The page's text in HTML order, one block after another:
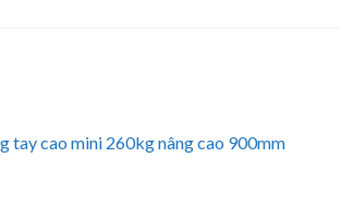
tay cao mini 260kg nâng cao 900mm